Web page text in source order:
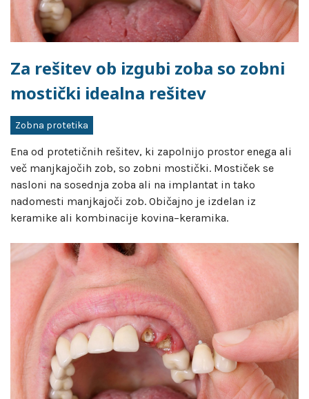
Za rešitev ob izgubi zoba so zobni
mostički idealna rešitev
Zobna protetika
Ena od protetičnih rešitev, ki zapolnijo prostor enega ali
več manjkajočih zob, so zobni mostički. Mostiček se
nasloni na sosednja zoba ali na implantat in tako
nadomesti manjkajoči zob. Običajno je izdelan iz
keramike ali kombinacije kovina–keramika.